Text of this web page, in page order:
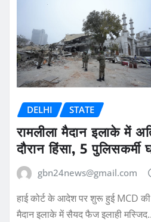
DELHI STATE
रामलीला मैदान इलाके में
दौरान हिंसा, 5 पुलिसकर्मी
gbn24news@gmail.com
हाई कोर्ट के आदेश पर शुरू हुई MCD की
मैदान इलाके में सैयद फैज इलाही